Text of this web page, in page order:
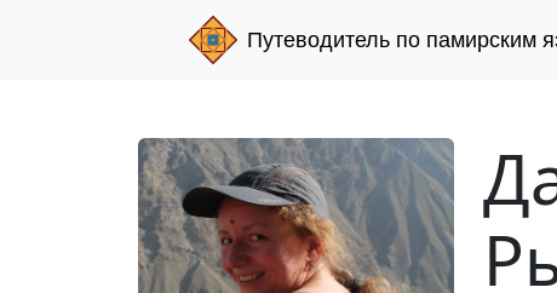
Путеводитель по памирским